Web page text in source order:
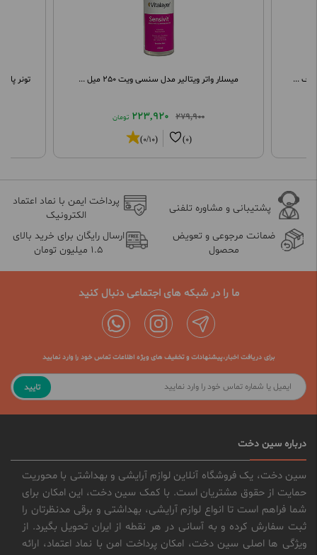
تونر میسلار واتر ویتالیر مدل سنسی ویت 250 میل ...
279,900
223,920 تومان
(0)
(0/10)
پشتیبانی و مشاوره تلفنی
پرداخت ایمن با نماد اعتماد
الکترونیک
ضمانت مرجوعی و تعویض
محصول
ارسال رایگان برای خرید بالای
1.5 میلیون تومان
ما را در شبکه های اجتماعی دنبال کنید
برای دریافت اخبار،پیشنهادات و تخفیف های ویژه اطلاعات تماس خود را وارد نمایید
تایید
درباره سین دخت
سین دخت، یک فروشگاه آنلاین لوازم آرایشی و بهداشتی با محوریت
حمایت از حقوق مشتریان است. با کمک سین دخت، این امکان برای
شما فراهم است تا انواع لوازم آرایشی، بهداشتی و برقی مدنظرتان را
ثبت سفارش کرده و به آسانی در هر نقطه از ایران تحویل بگیرد. از
ویژگی ها اصلی سین دخت، امکان پرداخت امن با نماد اعتماد، ارائه